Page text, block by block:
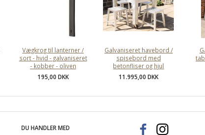
Vægkrog til lanterner /
sort - hvid - galvaniseret
- kobber - oliven
195,00 DKK
Galvaniseret havebord /
spisebord med
betonfliser og hjul
11.995,00 DKK
DU HANDLER MED